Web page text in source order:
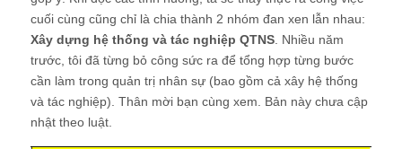
cuối cùng cũng chỉ là chia thành 2 nhóm đan xen lẫn nhau:
Xây dựng hệ thống và tác nghiệp QTNS . Nhiều năm
trước, tôi đã từng bỏ công sức ra để tổng hợp từng bước
cần làm trong quản trị nhân sự (bao gồm cả xây hệ thống
và tác nghiệp). Thân mời bạn cùng xem. Bản này chưa cập
nhật theo luật.